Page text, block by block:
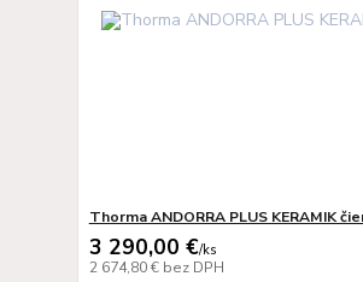
Thorma ANDORRA PLUS KERAMIK
3 290,00 €/ks
2 674,80 € bez DPH